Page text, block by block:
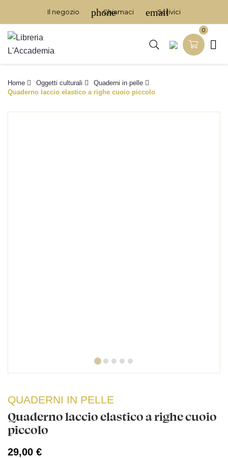
Il negozio phone
Chiamaci email
Scrivici

0
Home Oggetti culturali
Quaderni in pelle
Quaderno laccio elastico a righe cuoio piccolo
QUADERNI IN PELLE
Quaderno laccio elastico a righe cuoio
piccolo
29,00 €